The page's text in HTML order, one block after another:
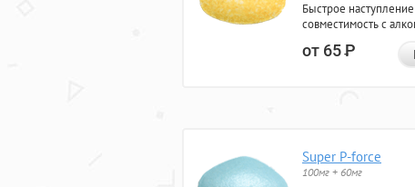
Быстрое
совместимость с
от 65Р
Super P-force
100мг + 60мг